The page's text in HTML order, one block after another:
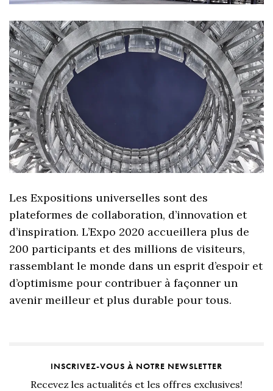
Les Expositions universelles sont des
plateformes de collaboration, d’innovation et
d’inspiration. L’Expo 2020 accueillera plus de
200 participants et des millions de visiteurs,
rassemblant le monde dans un esprit d’espoir et
d’optimisme pour contribuer à façonner un
avenir meilleur et plus durable pour tous.
INSCRIVEZ-VOUS À NOTRE NEWSLETTER
Recevez les actualités et les offres exclusives!